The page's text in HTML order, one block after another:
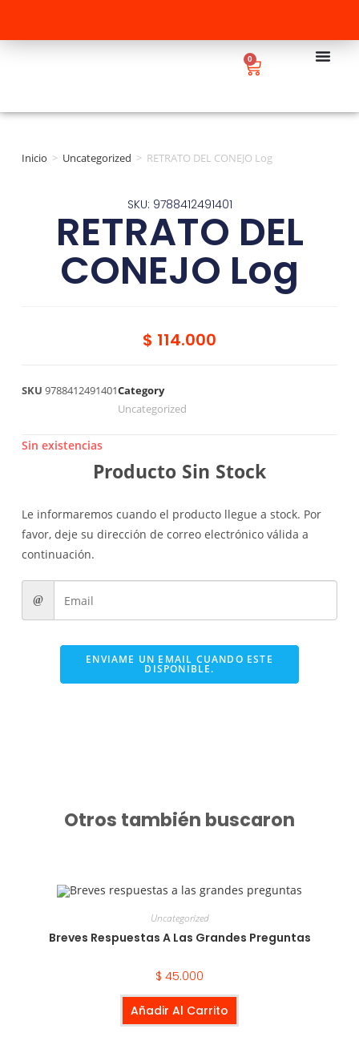
0
Inicio > Uncategorized > RETRATO DEL CONEJO Log
SKU: 9788412491401
RETRATO DEL
CONEJO Log
$ 114.000
SKU 9788412491401Category
Uncategorized
Sin existencias
Producto Sin Stock
Le informaremos cuando el producto llegue a stock. Por
favor, deje su dirección de correo electrónico válida a
continuación.
ENVIAME UN EMAIL CUANDO ESTE
DISPONIBLE.
Otros también buscaron
Uncategorized
Breves Respuestas A Las Grandes Preguntas
$ 45.000
Añadir Al Carrito